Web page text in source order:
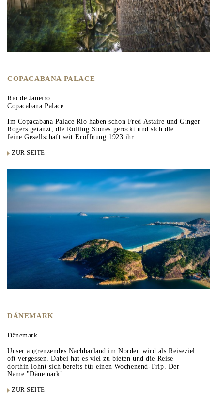
COPACABANA PALACE
Rio de Janeiro
Copacabana Palace
Im Copacabana Palace Rio haben schon Fred Astaire und Ginger
Rogers getanzt, die Rolling Stones gerockt und sich die
feine Gesellschaft seit Eröffnung 1923 ihr...
ZUR SEITE
DÄNEMARK
Dänemark
Unser angrenzendes Nachbarland im Norden wird als Reiseziel
oft vergessen. Dabei hat es viel zu bieten und die Reise
dorthin lohnt sich bereits für einen Wochenend-Trip. Der
Name "Dänemark"...
ZUR SEITE